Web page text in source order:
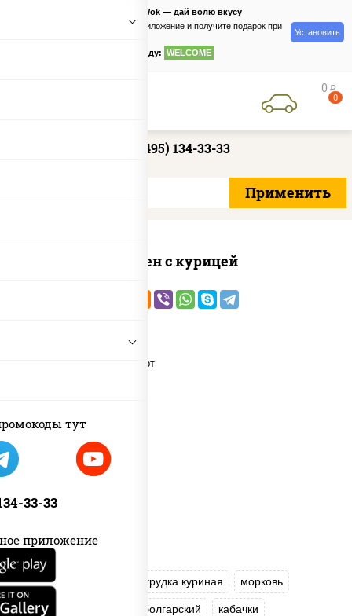
тут
33-33
приложение
PizzaSushiWok — дай волю вкусу
Скачайте приложение и получите подарок при
по промокоду: WELCOME
Установить
0 руб
0
+7 (495) 134-33-33
Сомен с курицей
масло растительное грудка куриная морковь
лук репчатый перец болгарский кабачки